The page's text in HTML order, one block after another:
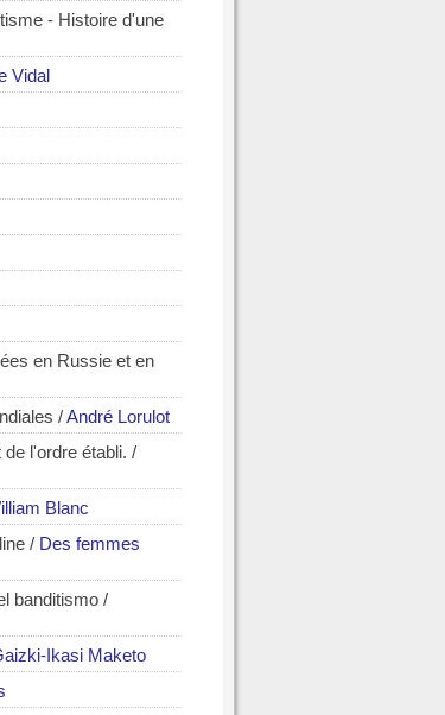
- Histoire d'une
Vidal
en Russie et en
/André Lorulot
l'ordre établi. /
Blanc
/ Des femmes
banditismo /
Ikasi Maketo